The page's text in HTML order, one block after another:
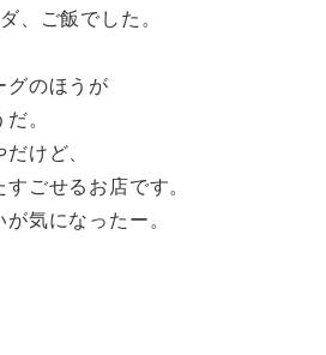
、ご飯でした。
グのほうが
。
けど、
ごせるお店です。
気になったー。